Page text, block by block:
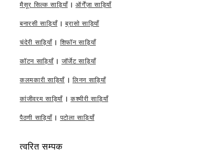
मैसूर सिल्क साड़ियाँ|ऑर्गेंज़ा साड़ियाँ
बनारसी साड़ियाँ|ब्रासो साड़ियाँ
चंदेरी साड़ियाँ|शिफॉन साड़ियाँ
कॉटन साड़ियाँ|जॉर्जेट साड़ियाँ
कलमकारी साड़ियाँ|लिनन साड़ियाँ
कांजीवरम साड़ियाँ|कश्मीरी साड़ियाँ
पैठणी साड़ियाँ|पटोला साड़ियाँ
त्वरित सम्पक